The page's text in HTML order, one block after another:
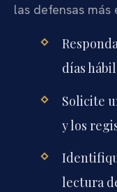
las defensas más
días
Solicite
y los
lectura